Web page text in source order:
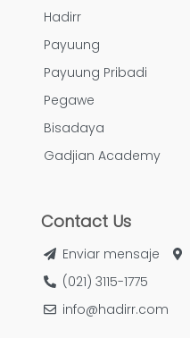
Hadirr
Payuung
Payuung Pribadi
Pegawe
Bisadaya
Gadjian Academy
Contact Us
Enviar mensaje
(021) 3115-1775
info@hadirr.com